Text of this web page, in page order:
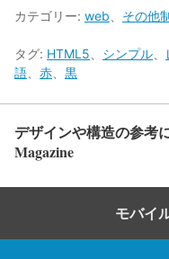
カテゴリー: web その他
タグ: HTML5 シンプル
語
赤 黒
デザインや構造の参考
Magazine
モバイ